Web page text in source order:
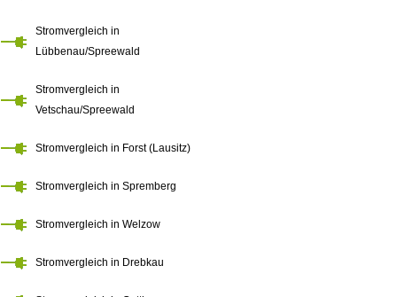
Stromvergleich in
Lübbenau/Spreewald
Stromvergleich in
Vetschau/Spreewald
Stromvergleich in Forst (Lausitz)
Stromvergleich in Spremberg
Stromvergleich in Welzow
Stromvergleich in Drebkau